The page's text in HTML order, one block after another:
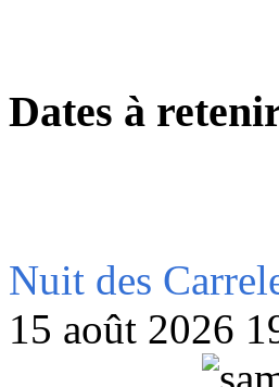
Dates à
Nuit des
15 août 2026